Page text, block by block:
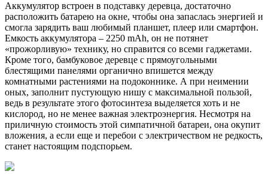
Аккумулятор встроен в подставку деревца, достаточно
расположить батарею на окне, чтобы она запаслась энергией и
смогла зарядить ваш любимый планшет, плеер или смартфон.
Емкость аккумулятора – 2250 mAh, он не потянет
«прожорливую» технику, но справится со всеми гаджетами.
Кроме того, бамбуковое деревце с прямоугольными
блестящими панелями органично впишется между
комнатными растениями на подоконнике. А при неимении
оных, заполнит пустующую нишу с максимальной пользой,
ведь в результате этого фотосинтеза выделяется хоть и не
кислород, но не менее важная электроэнергия. Несмотря на
приличную стоимость этой симпатичной батареи, она окупит
вложения, а если еще и перебои с электричеством не редкость,
станет настоящим подспорьем.